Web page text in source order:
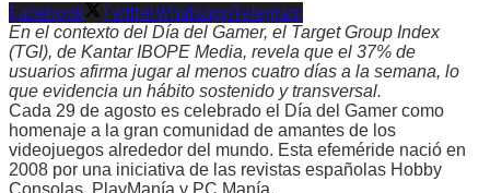
Facebook TwitterWhatsappTelegram
En el contexto del Día del Gamer, el Target Group Index
(TGI), de Kantar IBOPE Media, revela que el 37% de
usuarios afirma jugar al menos cuatro días a la semana, lo
que evidencia un hábito sostenido y transversal.
Cada 29 de agosto es celebrado el Día del Gamer como
homenaje a la gran comunidad de amantes de los
videojuegos alrededor del mundo. Esta efeméride nació en
2008 por una iniciativa de las revistas españolas Hobby
Consolas, PlayManía y PC Manía.